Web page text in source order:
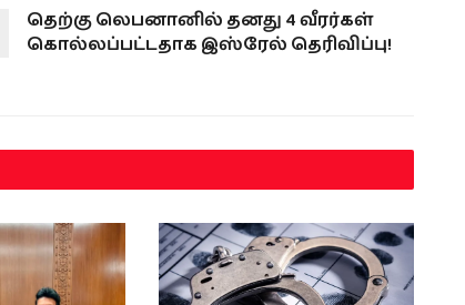
தெற்கு லெபனானில் தனது 4 வீரர்கள்
கொல்லப்பட்டதாக இஸ்ரேல் தெரிவிப்பு!